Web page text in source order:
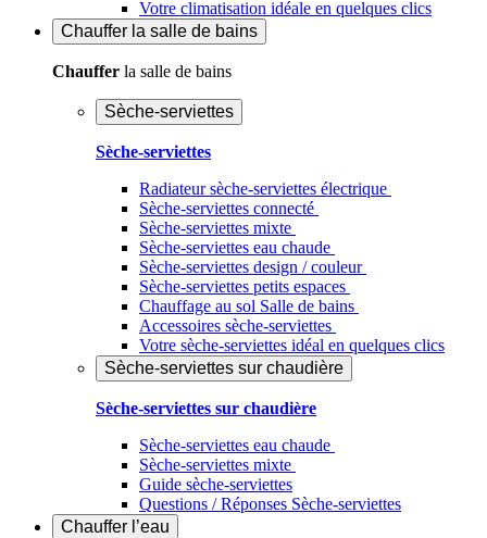
Votre climatisation idéale en quelques clics
Chauffer la salle de bains
Chauffer la salle de bains
Sèche-serviettes
Sèche-serviettes
Radiateur sèche-serviettes électrique
Sèche-serviettes connecté
Sèche-serviettes mixte
Sèche-serviettes eau chaude
Sèche-serviettes design / couleur
Sèche-serviettes petits espaces
Chauffage au sol Salle de bains
Accessoires sèche-serviettes
Votre sèche-serviettes idéal en quelques clics
Sèche-serviettes sur chaudière
Sèche-serviettes sur chaudière
Sèche-serviettes eau chaude
Sèche-serviettes mixte
Guide sèche-serviettes
Questions / Réponses Sèche-serviettes
Chauffer l’eau